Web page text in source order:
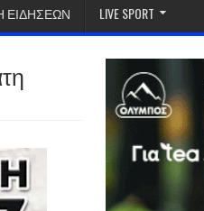
ΕΙΔΗΣΕΩΝ LIVE SPORT